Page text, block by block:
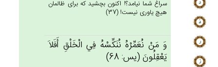
سراغ شما نيامد؟! اكنون بچشيد كه براى ظالمان
هيچ ياورى نيست! (37)
وَ مَنْ‌ نُعَمِّرْه‌ُ نُنَكِّسْه‌ُ فِي‌ الْخَلْق‌ِ أَفَلاَ
يَعْقِلُون‌َ (يس: 68)